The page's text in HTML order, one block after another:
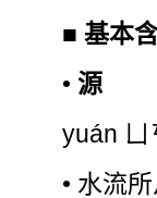
■基本
• 源
yuán ㄩ
• 水流